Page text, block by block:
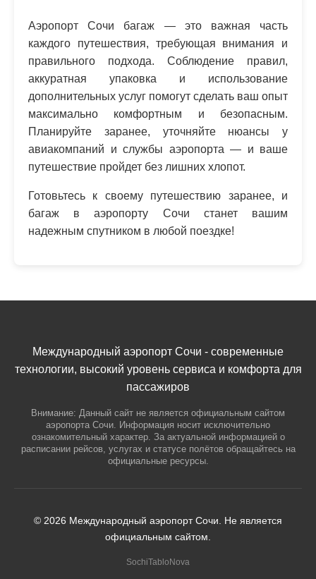
Аэропорт Сочи багаж — это важная часть
каждого путешествия, требующая внимания и
правильного подхода. Соблюдение правил,
аккуратная упаковка и использование
дополнительных услуг помогут сделать ваш опыт
максимально комфортным и безопасным.
Планируйте заранее, уточняйте нюансы у
авиакомпаний и службы аэропорта — и ваше
путешествие пройдет без лишних хлопот.
Готовьтесь к своему путешествию заранее, и
багаж в аэропорту Сочи станет вашим
надежным спутником в любой поездке!
Международный аэропорт Сочи - современные
технологии, высокий уровень сервиса и комфорта для
пассажиров
Внимание: Данный сайт не является официальным сайтом
аэропорта Сочи. Информация носит исключительно
ознакомительный характер. За актуальной информацией о
расписании рейсов, услугах и статусе полётов обращайтесь на
официальные ресурсы.
© 2026 Международный аэропорт Сочи. Не является
официальным сайтом.
SochiTabloNova